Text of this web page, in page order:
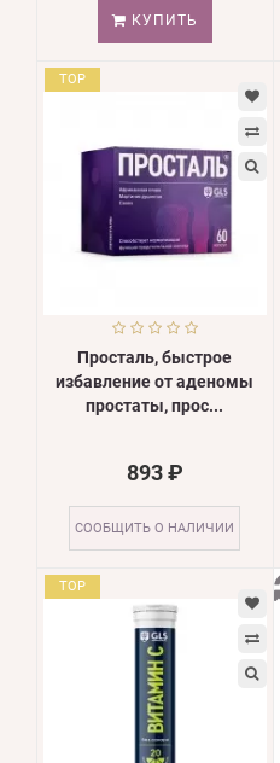
КУПИТЬ
TOP
Просталь, быстрое
избавление от аденомы
простаты, прос...
893 ₽
СООБЩИТЬ О НАЛИЧИИ
TOP